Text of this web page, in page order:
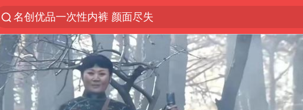
名创优品一次性内裤 颜面尽失
解锁各地夏日限定体验
视频丨中国东方电气集团原党组副书记、董事宋致远被查
台风白海豚闭眼浙江上海处于危险半圆
香港宏福苑火灾或由烟头引起